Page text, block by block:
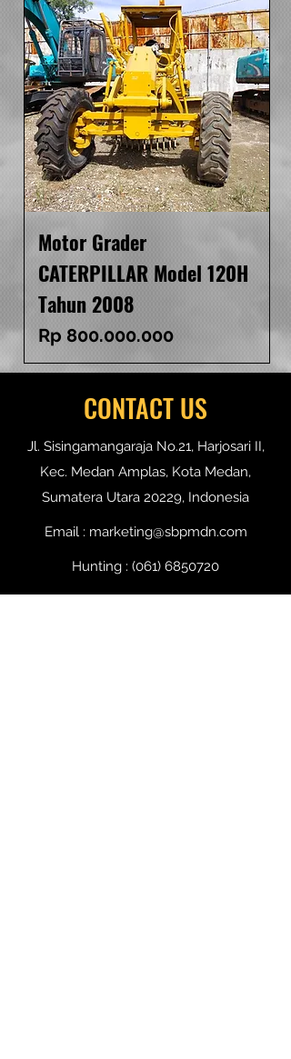
Motor Grader
CATERPILLAR Model 120H
Tahun 2008
Harga
Rp 800.000.000
CONTACT US
Jl. Sisingamangaraja No.21, Harjosari II,
Kec. Medan Amplas, Kota Medan,
Sumatera Utara 20229, Indonesia
Email : marketing@sbpmdn.com
Hunting : (061) 6850720